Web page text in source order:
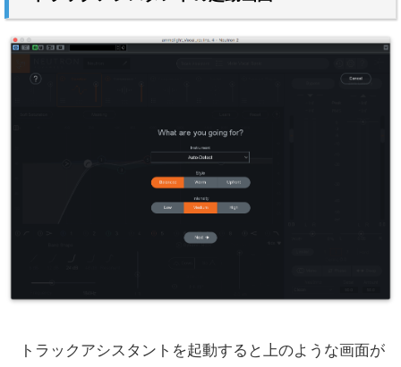
トラックアシスタントを起動すると上のような画面が